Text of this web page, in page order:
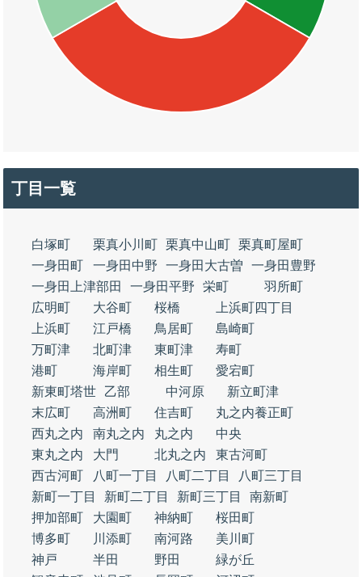
丁目一覧
白塚町 栗真小川町 栗真中山町 栗真町屋町
一身田町
一身田中野 一身田大古曽
一身田豊野
一身田上津部田
一身田平野 栄町
羽所町
広明町
大谷町 桜橋
上浜町四丁目
上浜町
江戸橋 鳥居町
島崎町
万町津
北町津 東町津
寿町
港町
海岸町 相生町
愛宕町
新東町塔世
乙部 中河原
新立町津
末広町
高洲町 住吉町
丸之内養正町
西丸之内
南丸之内 丸之内
中央
東丸之内
大門 北丸之内
東古河町
西古河町
八町一丁目 八町二丁目
八町三丁目
新町一丁目
新町二丁目 新町三丁目
南新町
押加部町
大園町 神納町
桜田町
博多町
川添町 南河路
美川町
神戸
半田 野田
緑が丘